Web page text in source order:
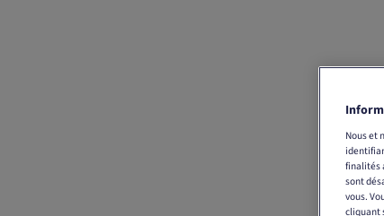
Nous et
finalités
sont
vous.
cliquant